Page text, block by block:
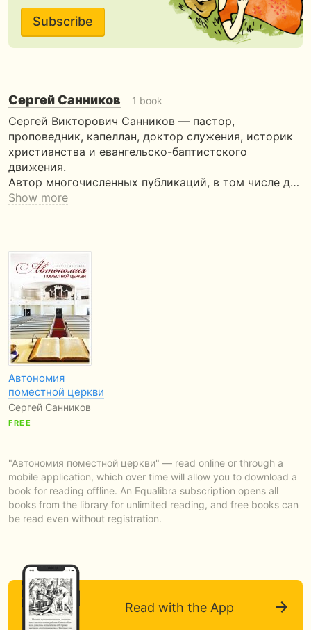
Subscribe
Сергей Санников 1 book
Сергей Викторович Санников — пастор,
проповедник, капеллан, доктор служения, историк
христианства и евангельско-баптистского
движения.
Автор многочисленных публикаций, в том числе д…
Show more
Автономия
поместной церкви
Сергей Санников
FREE
"Автономия поместной церкви" — read online or through a
mobile application, which over time will allow you to download a
book for reading offline. An Equalibra subscription opens all
books from the library for unlimited reading, and free books can
be read even without registration.
Read with the App